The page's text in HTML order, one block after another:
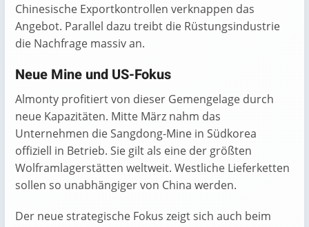
Chinesische Exportkontrollen verknappen das
Angebot. Parallel dazu treibt die Rüstungsindustrie
die Nachfrage massiv an.
Neue Mine und US-Fokus
Almonty profitiert von dieser Gemengelage durch
neue Kapazitäten. Mitte März nahm das
Unternehmen die Sangdong-Mine in Südkorea
offiziell in Betrieb. Sie gilt als eine der größten
Wolframlagerstätten weltweit. Westliche Lieferketten
sollen so unabhängiger von China werden.
Der neue strategische Fokus zeigt sich auch beim